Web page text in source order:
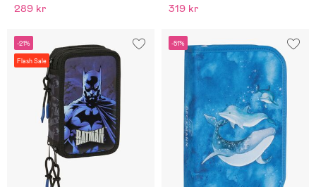
289 kr 319 kr
-21%
Flash Sale
-51%